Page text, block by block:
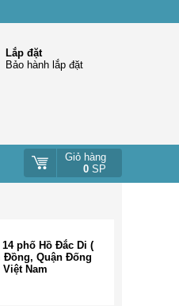
Lắp đặt
Bảo hành lắp đặt
Giỏ hàng
0 SP
phố Hồ Đắc Di (
Đồng, Quận Đống
Nam